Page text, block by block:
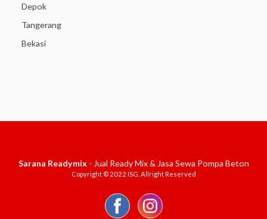
Depok
Tangerang
Bekasi
Sarana Readymix- Jual Ready Mix & Jasa Sewa Pompa Beton
Copyright © 2022 ISG. Allright Reserved